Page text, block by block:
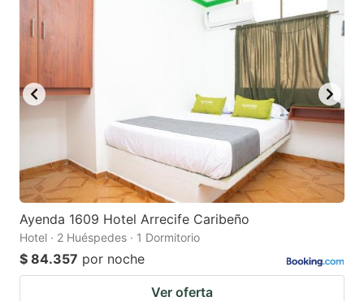
mark
key
to
keyboard
shortcuts
for
changing
dates.
question
mark
key
to
get
the
keyboard
shortcuts
for
Ayenda 1609 Hotel Arrecife Caribeño
Hotel · 2 Huéspedes · 1 Dormitorio
$ 84.357 por noche
Ver oferta